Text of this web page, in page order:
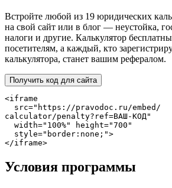
Встройте любой из 19 юридических
на свой сайт или в блог — неустойка,
налоги и другие. Калькулятор
посетителям, а каждый, кто
калькулятора, станет вашим рефералом.
Получить код для сайта
<iframe
  src="https://pravodoc.ru/embed/
calculator/penalty?ref=ВАШ-КОД"
  width="100%" height="700"
  style="border:none;">
</iframe>
Условия программы